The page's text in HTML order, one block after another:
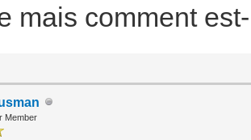
mais comment
Member